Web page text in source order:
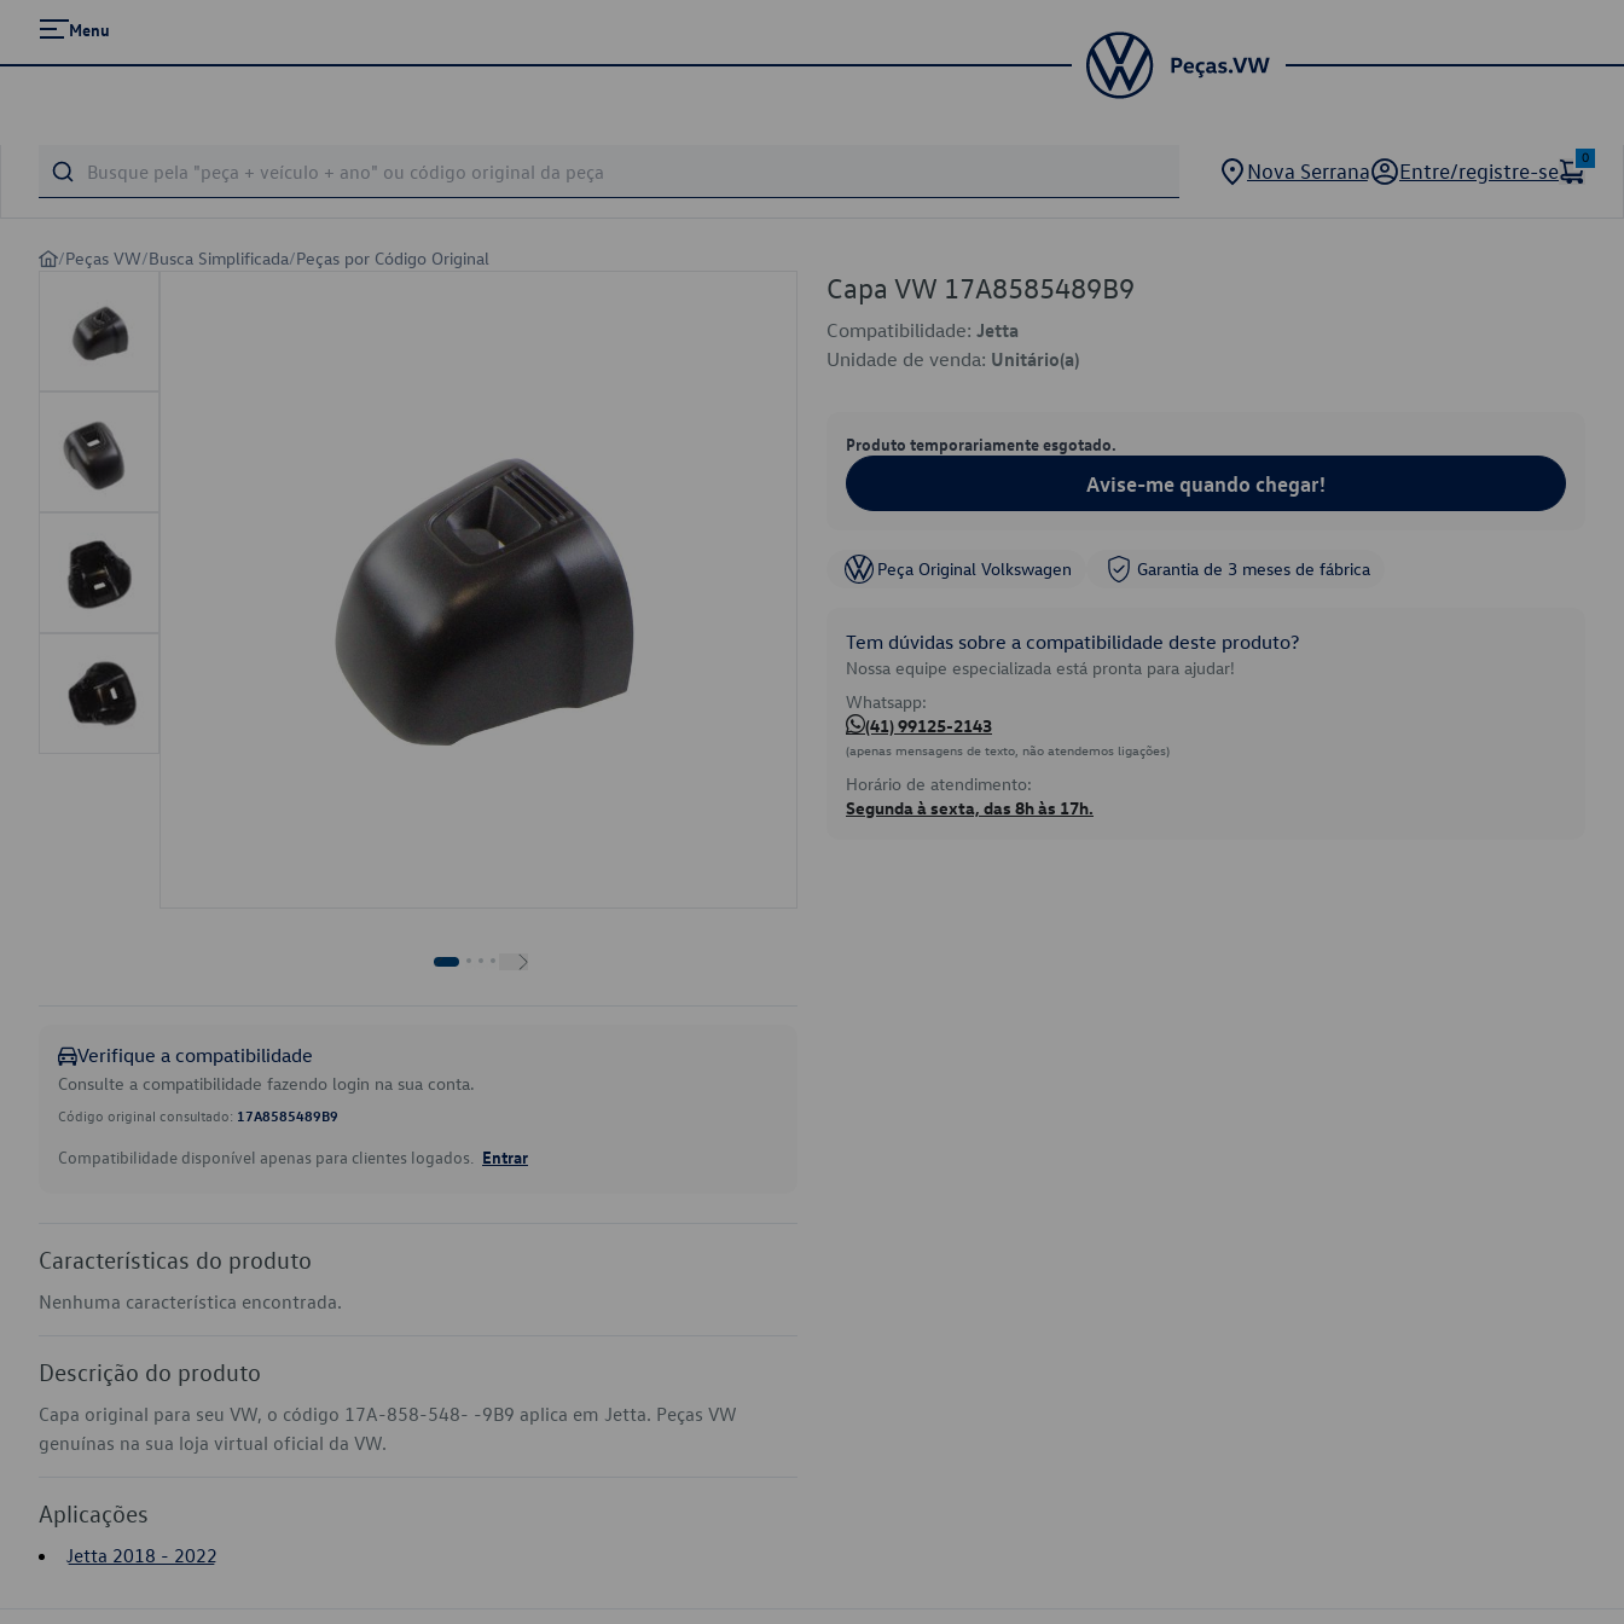
Menu
Nova Serrana Entre/registre-se
0
/Peças VW/Busca Simplificada/Peças por Código Original
Verifique a compatibilidade
Consulte a compatibilidade fazendo login na sua conta.
Código original consultado: 17A8585489B9
Compatibilidade disponível apenas para clientes logados. Entrar
Características do produto
Nenhuma característica encontrada.
Descrição do produto
Capa original para seu VW, o código 17A-858-548- -9B9 aplica em Jetta. Peças VW
genuínas na sua loja virtual oficial da VW.
Aplicações
Jetta 2018 - 2022
Capa VW 17A8585489B9
Compatibilidade: Jetta
Unidade de venda: Unitário(a)
Produto temporariamente esgotado.
Avise-me quando chegar!
Peça Original Volkswagen Garantia de 3 meses de fábrica
Tem dúvidas sobre a compatibilidade deste produto?
Nossa equipe especializada está pronta para ajudar!
Whatsapp:
(41) 99125-2143
(apenas mensagens de texto, não atendemos ligações)
Horário de atendimento:
Segunda à sexta, das 8h às 17h.